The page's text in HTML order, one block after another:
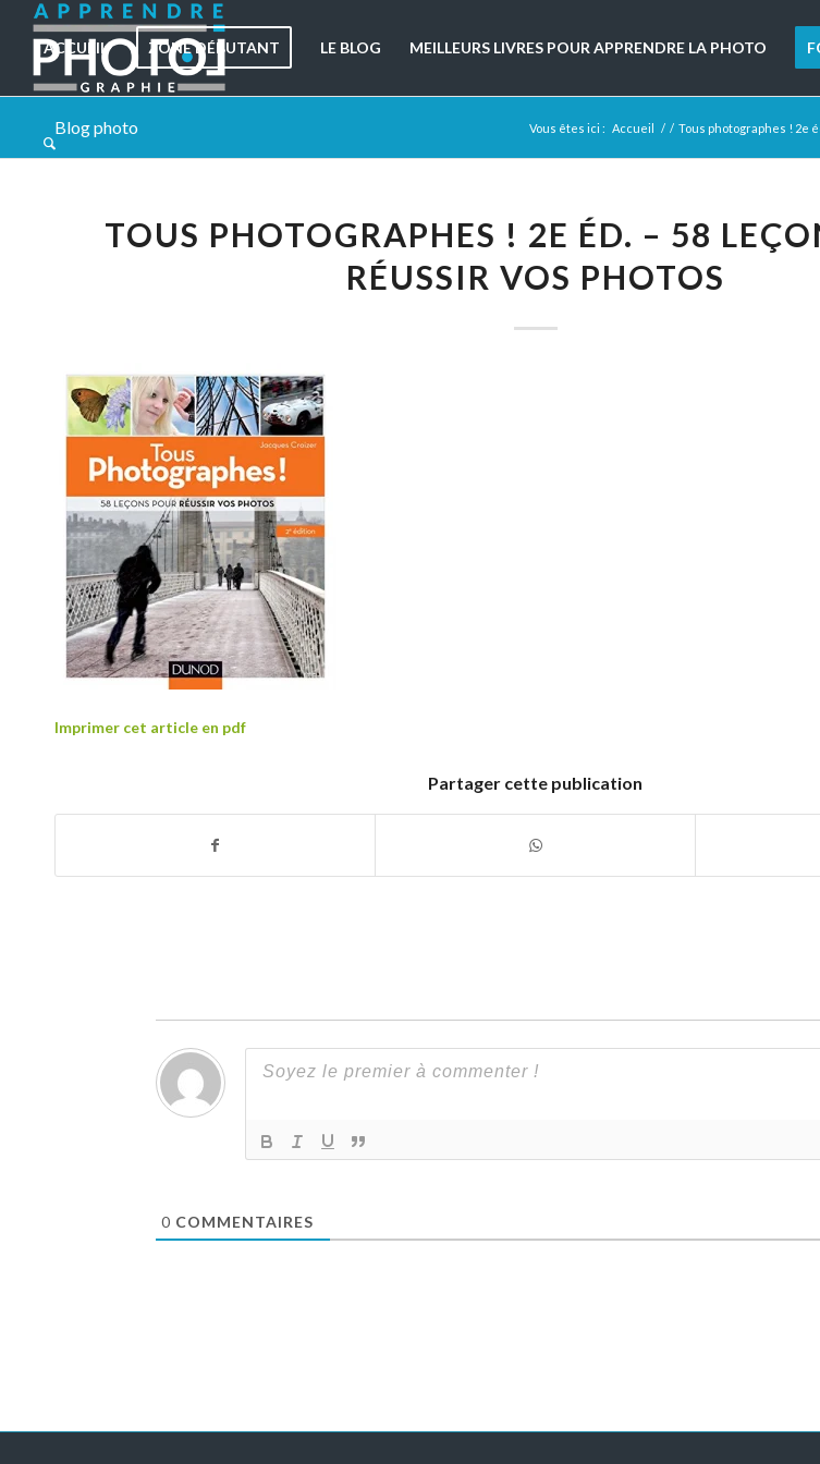
ACCUEIL ZONE DÉBUTANT LE BLOG MEILLEURS LIVRES POUR APPRENDRE LA PHOTO
Blog photo Vous êtes ici : Accueil / / Tous photographes ! 2e
TOUS PHOTOGRAPHES ! 2E ÉD. – 58
RÉUSSIR VOS PHOTOS
Imprimer cet article en pdf
Partager cette publication
0 COMMENTAIRES